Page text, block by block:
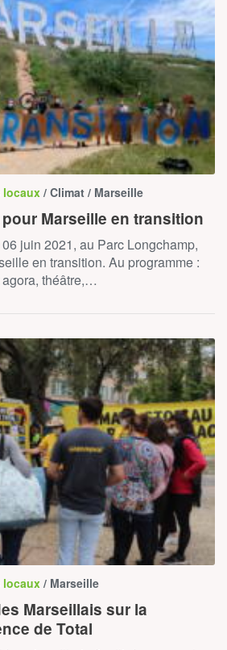
locaux / Climat / Marseille
Marseille en transition
juin 2021, au Parc Longchamp,
en transition. Au programme :
théâtre,…
locaux / Marseille
Marseillais sur la
de Total